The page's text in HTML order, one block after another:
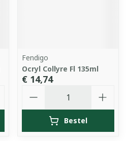
Fendigo
Ocryl Collyre Fl 135ml
€ 14,74
Bestel